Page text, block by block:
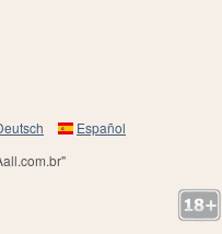
Español